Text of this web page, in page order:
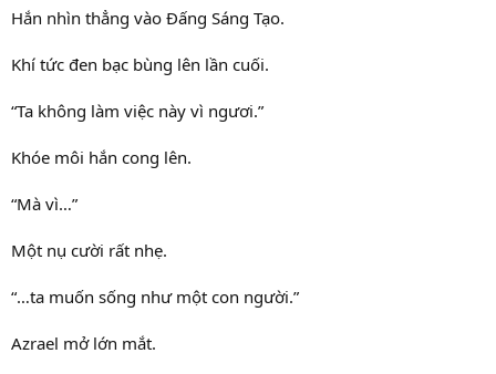
Hắn nhìn thẳng vào Đấng Sáng Tạo.
Khí tức đen bạc bùng lên lần cuối.
“Ta không làm việc này vì ngươi.”
Khóe môi hắn cong lên.
“Mà vì…”
Một nụ cười rất nhẹ.
“…ta muốn sống như một con người.”
Azrael mở lớn mắt.